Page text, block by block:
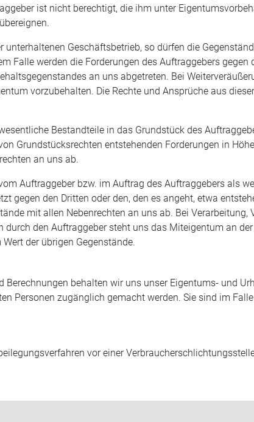
ist nicht berechtigt, die ihm unter
Geschäftsbetrieb, so dürfen die
Falle werden die Forderungen des Auftraggebers
an uns abgetreten. Bei
vorzubehalten. Die Rechte und Ansprüche aus
Bestandteile in das Grundstück des
Grundstücksrechten entstehenden Forderungen in
an uns ab.
Auftraggeber bzw. im Auftrag des Auftraggebers als
gegen den Dritten oder den, den es angeht, etwa
mit allen Nebenrechten an uns ab. Bei Verarbeitung,
den Auftraggeber steht uns das Miteigentum an
der übrigen Gegenstände.
behalten wir uns unser Eigentums- und
Personen zugänglich gemacht werden. Sie sind im
vor einer